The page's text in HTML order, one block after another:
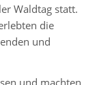
Waldtag statt.
die
und
und machten